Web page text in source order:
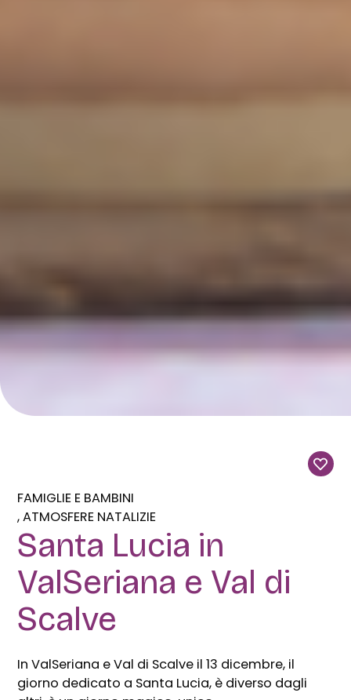
FAMIGLIE E BAMBINI
ATMOSFERE NATALIZIE
Santa Lucia in
ValSeriana e Val di
Scalve
In ValSeriana e Val di Scalve il 13 dicembre, il
giorno dedicato a Santa Lucia, è diverso dagli